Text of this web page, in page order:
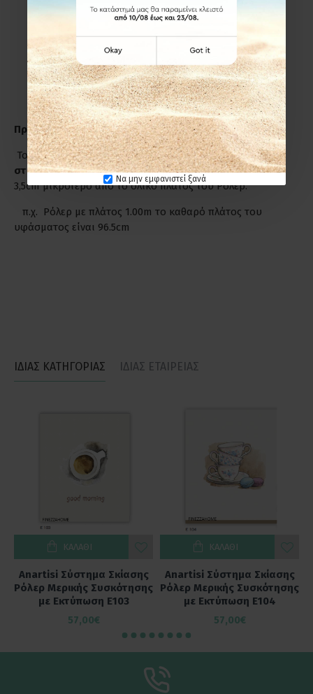
Να μην εμφανιστεί ξανά
πόρτας που για μέγιστο αισθητικό αποτέλεσμα
προσθέτουμε στο καθαρό πλάτος +8cm από την κάθε
πλευρά και στο ύψος +15cm.
Εσωτερικά στο παράθυρο-πόρτα(εσοχή)
ΔΕΝ
προσθέτουμε επιπλέον πόντους ούτε στο πλάτος, ούτε
στο ύψος.
Προσοχή!
Το πλάτος του Ρόλερ είναι πάντα απόστήριγμα σε
στήριγμα, όμως το πλάτος του υφάσματος είναι κατά
3,5cm μικρότερο από το ολικό πλάτος του Ρόλερ.
π.χ. Ρόλερ με πλάτος 1.00m το καθαρό πλάτος του
υφάσματος είναι 96.5cm
ΙΔΙΑΣ ΚΑΤΗΓΟΡΙΑΣ ΙΔΙΑΣ ΕΤΑΙΡΕΙΑΣ
Anartisi Σύστημα Σκίασης
Ρόλερ Μερικής Συσκότησης
με Εκτύπωση E103
57,00€
ΚΑΛΆΘΙ
Anartisi Σύστημα Σκίασης
Ρόλερ Μερικής Συσκότησης
με Εκτύπωση E104
57,00€
ΚΑΛΆΘΙ